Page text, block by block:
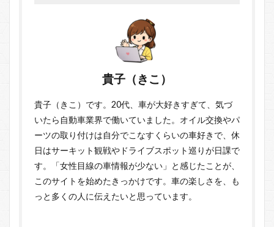
貴子（きこ）
貴子（きこ）です。20代、車が大好きすぎて、気づ
いたら自動車業界で働いていました。オイル交換やパ
ーツの取り付けは自分でこなすくらいの車好きで、休
日はサーキット観戦やドライブスポット巡りが日課で
す。「女性目線の車情報が少ない」と感じたことが、
このサイトを始めたきっかけです。車の楽しさを、も
っと多くの人に伝えたいと思っています。